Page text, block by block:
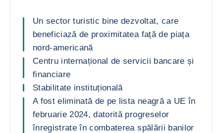
Un sector turistic bine dezvoltat, care
beneficiază de proximitatea față de piața
nord-americană
Centru internațional de servicii bancare și
financiare
Stabilitate instituțională
A fost eliminată de pe lista neagră a UE în
februarie 2024, datorită progreselor
înregistrate în combaterea spălării banilor